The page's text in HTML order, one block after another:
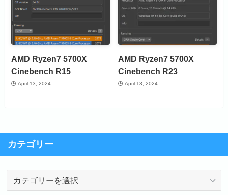
AMD Ryzen7 5700X
Cinebench R15
April 13, 2024
AMD Ryzen7 5700X
Cinebench R23
April 13, 2024
カテゴリー